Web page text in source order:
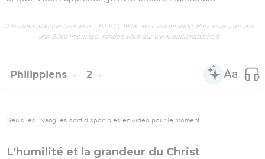
© Société biblique française – Bibli’O, 1978, avec autorisation. Pour vous procurer
une Bible imprimée, rendez-vous sur www.editionsbiblio.fr
Philippiens 2
Seuls les Évangiles sont disponibles en vidéo pour le moment.
L'humilité et la grandeur du Christ